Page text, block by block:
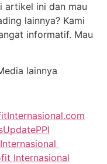
artikel ini dan mau
lainnya? Kami
informatif. Mau
lainnya
Internasional